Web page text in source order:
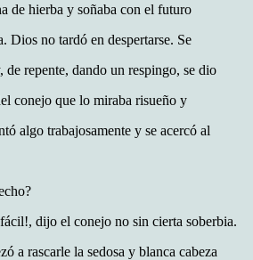
de hierba y soñaba con el futuro
Dios no tardó en despertarse. Se
repente, dando un respingo, se dio
conejo que lo miraba risueño y
algo trabajosamente y se acercó al
dijo el conejo no sin cierta soberbia.
a rascarle la sedosa y blanca cabeza